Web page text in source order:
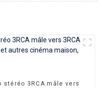
stéréo 3RCA mâle vers